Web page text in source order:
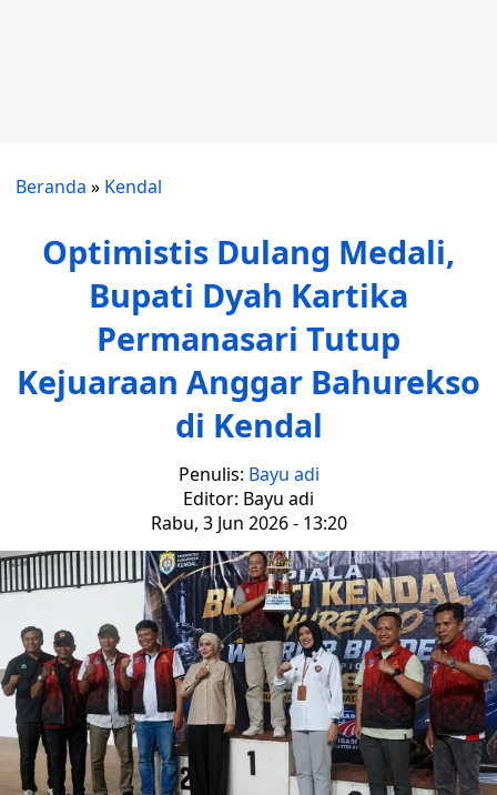
Beranda » Kendal
Optimistis Dulang Medali,
Bupati Dyah Kartika
Permanasari Tutup
Kejuaraan Anggar Bahurekso
di Kendal
Penulis: Bayu adi
Editor: Bayu adi
Rabu, 3 Jun 2026 - 13:20